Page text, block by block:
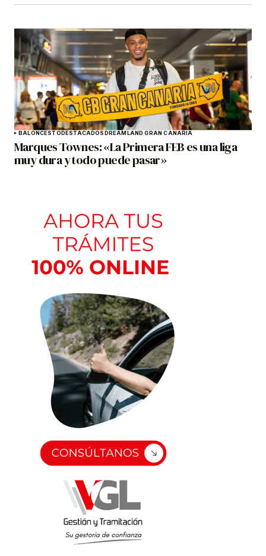
BALONCESTODESTACADOSDREAMLAND GRAN CANARIA
Marques Townes: «La Primera FEB es una liga
muy dura y todo puede pasar»